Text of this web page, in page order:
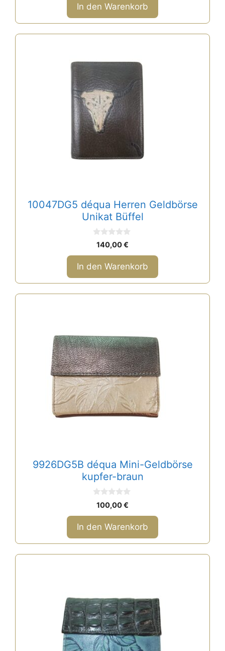
5
In den Warenkorb
10047DG5 déqua Herren Geldbörse
Unikat Büffel
0
o
n
5
140,00€
In den Warenkorb
9926DG5B déqua Mini-Geldbörse
kupfer-braun
0
o
n
5
100,00€
In den Warenkorb